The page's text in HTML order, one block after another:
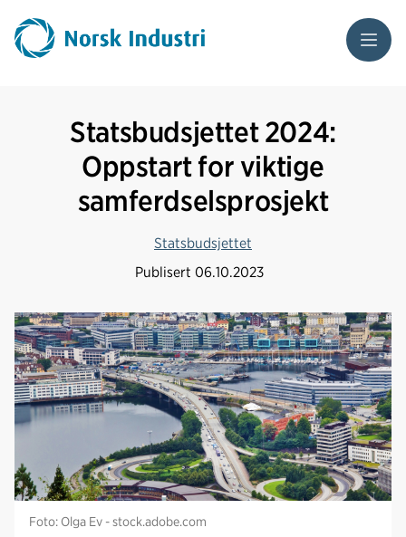
Meny
Statsbudsjettet 2024:
Oppstart for viktige
samferdselsprosjekt
Statsbudsjettet
Publisert 06.10.2023
Foto: Olga Ev - stock.adobe.com